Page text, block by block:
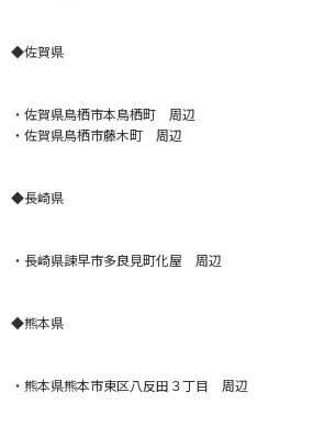
◆佐賀県
・佐賀県鳥栖市本鳥栖町 周辺
・佐賀県鳥栖市藤木町 周辺
◆長崎県
・長崎県諫早市多良見町化屋 周辺
◆熊本県
・熊本県熊本市東区八反田３丁目 周辺